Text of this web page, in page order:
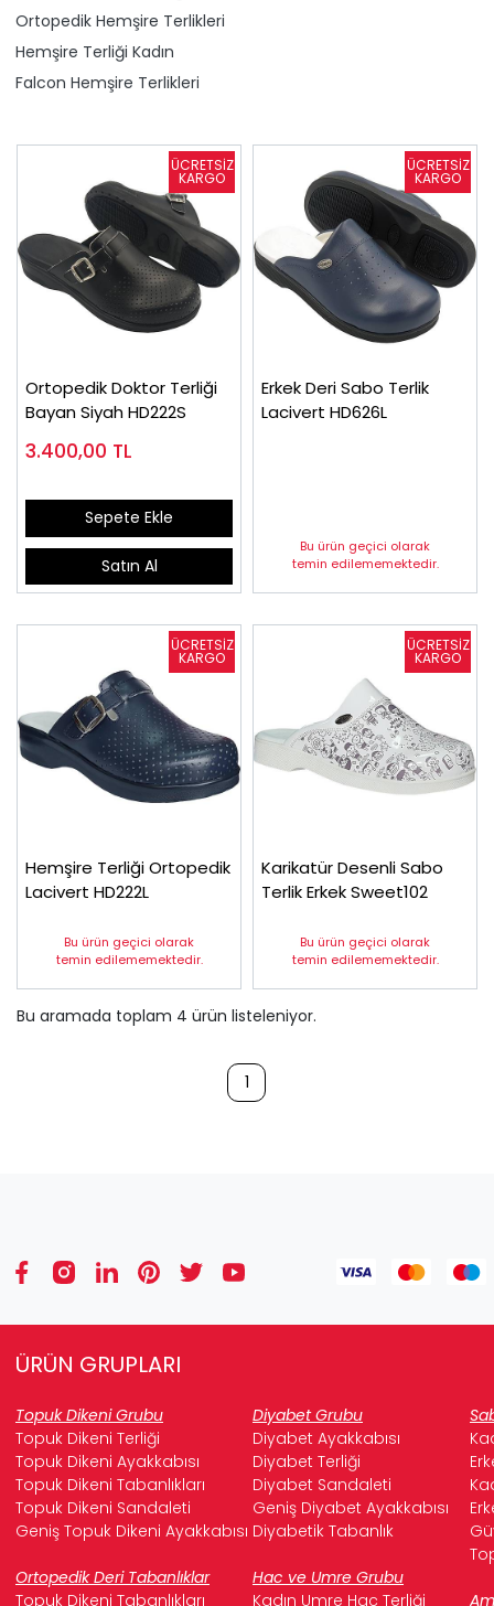
Ortopedik Hemşire Terlikleri
Hemşire Terliği Kadın
Falcon Hemşire Terlikleri
Ortopedik Doktor Terliği
Bayan Siyah HD222S
3.400,00 TL
Sepete Ekle
Satın Al
Erkek Deri Sabo Terlik
Lacivert HD626L
Bu ürün geçici olarak
temin edilememektedir.
Hemşire Terliği Ortopedik
Lacivert HD222L
Bu ürün geçici olarak
temin edilememektedir.
Karikatür Desenli Sabo
Terlik Erkek Sweet102
Bu ürün geçici olarak
temin edilememektedir.
Bu aramada toplam 4 ürün listeleniyor.
1
ÜRÜN GRUPLARI
Topuk Dikeni Grubu Diyabet Grubu
Topuk Dikeni Terliği
Diyabet Ayakkabısı
Topuk Dikeni Ayakkabısı
Diyabet Terliği
Topuk Dikeni Tabanlıkları
Diyabet Sandaleti
Topuk Dikeni Sandaleti
Geniş Diyabet Ayakkabısı
Geniş Topuk Dikeni Ayakkabısı Diyabetik Tabanlık
Ortopedik Deri Tabanlıklar
Hac ve Umre Grubu
Topuk Dikeni Tabanlıkları
Kadın Umre Hac Terliği